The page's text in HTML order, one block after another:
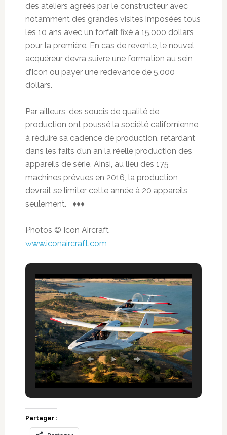
des ateliers agréés par le constructeur avec
notamment des grandes visites imposées tous
les 10 ans avec un forfait fixé à 15.000 dollars
pour la première. En cas de revente, le nouvel
acquéreur devra suivre une formation au sein
d’Icon ou payer une redevance de 5.000
dollars.
Par ailleurs, des soucis de qualité de
production ont poussé la société californienne
à réduire sa cadence de production, retardant
dans les faits d’un an la réelle production des
appareils de série. Ainsi, au lieu des 175
machines prévues en 2016, la production
devrait se limiter cette année à 20 appareils
seulement. ♦♦♦
Photos © Icon Aircraft
www.iconaircraft.com
Partager :